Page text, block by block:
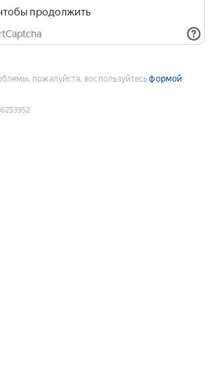
продолжить
пожалуйста, воспользуйтесьформой